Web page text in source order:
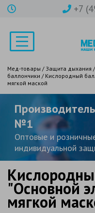
+7
Мед-товары / Защита дыхания /
баллончики / Кислородный
мягкой маской
№1
Оптовые и
индивидуальной
"Основной
мягкой